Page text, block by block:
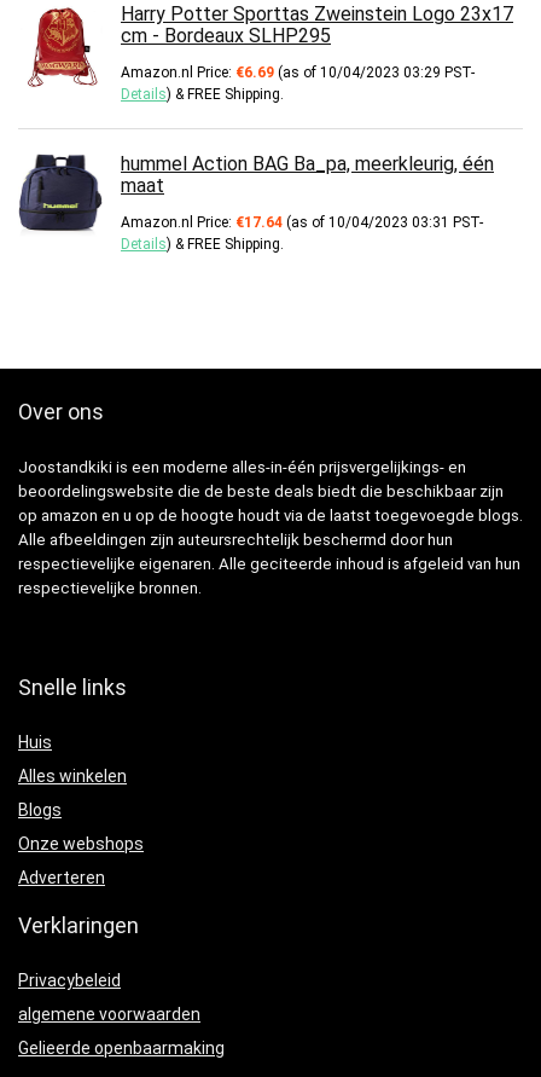
Harry Potter Sporttas Zweinstein Logo 23x17
cm - Bordeaux SLHP295
Amazon.nl Price: €6.69 (as of 10/04/2023 03:29 PST-
Details) & FREE Shipping
hummel Action BAG Ba_pa, meerkleurig, één
maat
Amazon.nl Price: €17.64 (as of 10/04/2023 03:31 PST-
Details) & FREE Shipping
Over ons
Joostandkiki is een moderne alles-in-één prijsvergelijkings- en
beoordelingswebsite die de beste deals biedt die beschikbaar zijn
op amazon en u op de hoogte houdt via de laatst toegevoegde blogs.
Alle afbeeldingen zijn auteursrechtelijk beschermd door hun
respectievelijke eigenaren. Alle geciteerde inhoud is afgeleid van hun
respectievelijke bronnen.
Snelle links
Huis
Alles winkelen
Blogs
Onze webshops
Adverteren
Verklaringen
Privacybeleid
algemene voorwaarden
Gelieerde openbaarmaking